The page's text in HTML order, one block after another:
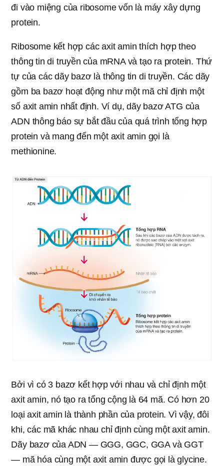
đi vào miệng của ribosome vốn là máy xây dựng
protein.
Ribosome kết hợp các axit amin thích hợp theo
thông tin di truyền của mRNA và tạo ra protein. Thứ
tự của các dãy bazơ là thông tin di truyền. Các dãy
gồm ba bazơ hoạt động như một mã chỉ định một
số axit amin nhất định. Ví dụ, dãy bazơ ATG của
ADN thông báo sự bắt đầu của quá trình tổng hợp
protein và mang đến một axit amin gọi là
methionine.
Bởi vì có 3 bazơ kết hợp với nhau và chỉ định một
axit amin, nó tạo ra tổng cộng là 64 mã. Có hơn 20
loại axit amin là thành phần của protein. Vì vậy, đôi
khi, các mã khác nhau chỉ định cùng một axit amin.
Dãy bazơ của ADN — GGG, GGC, GGA và GGT
— mã hóa cùng một axit amin được gọi là glycine.